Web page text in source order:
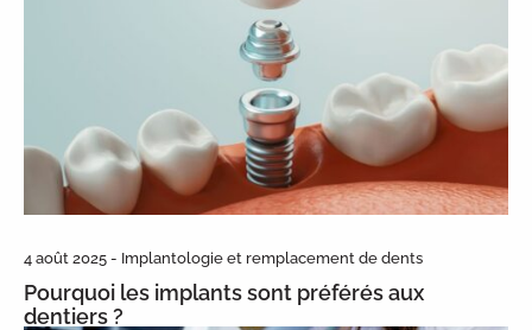
4 août 2025 - Implantologie et remplacement de dents
Pourquoi les implants sont préférés aux
dentiers ?